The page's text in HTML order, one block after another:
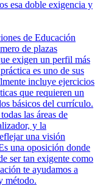
esa doble exigencia y
de Educación
de plazas
exigen un perfil más
es uno de sus
incluye ejercicios
que requieren un
básicos del currículo.
las áreas de
y la
una visión
una oposición donde
ser tan exigente como
te ayudamos a
método.